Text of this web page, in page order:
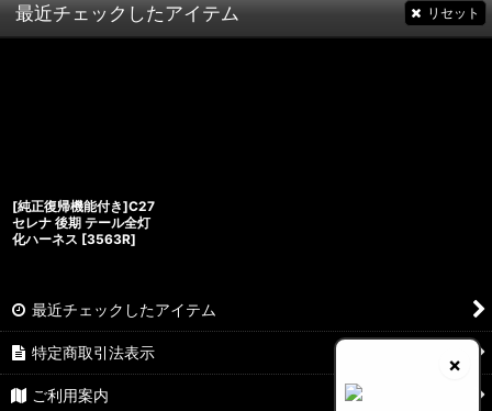
×
最近チェックしたアイテム リセット
[純正復帰機能付き]C27
セレナ 後期 テール全灯
化ハーネス [3563R]
最近チェックしたアイテム
特定商取引法表示
ご利用案内